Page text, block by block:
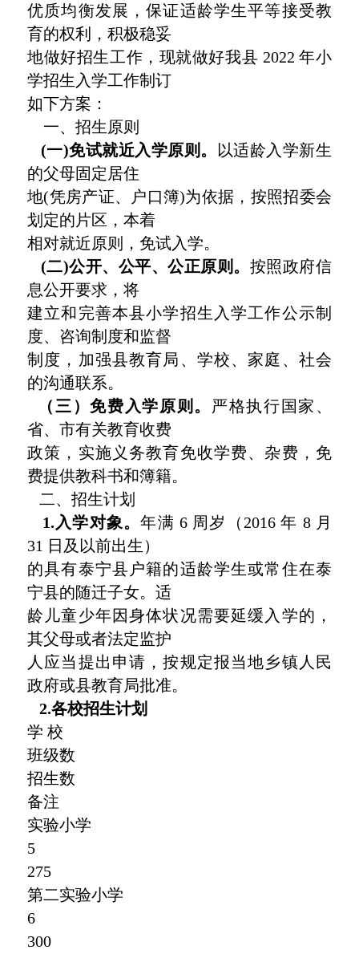
优质均衡发展，保证适龄学生平等接受教
育的权利，积极稳妥
地做好招生工作，现就做好我县 2022 年小
学招生入学工作制订
如下方案：
一、招生原则
(一)免试就近入学原则。
以适龄入学新生
的父母固定居住
地(凭房产证、户口簿)为依据，按照招委会
划定的片区，本着
相对就近原则，免试入学。
(二)公开、公平、公正原则。 按照政府信
息公开要求，将
建立和完善本县小学招生入学工作公示制
度、咨询制度和监督
制度，加强县教育局、学校、家庭、社会
的沟通联系。
（三）免费入学原则。 严格执行国家、
省、市有关教育收费
政策，实施义务教育免收学费、杂费，免
费提供教科书和簿籍。
二、招生计划
1.入学对象。年满 6 周岁（2016 年 8 月
31 日及以前出生）
的具有泰宁县户籍的适龄学生或常住在泰
宁县的随迁子女。适
龄儿童少年因身体状况需要延缓入学的，
其父母或者法定监护
人应当提出申请，按规定报当地乡镇人民
政府或县教育局批准。
2.各校招生计划
学 校
班级数
招生数
备注
实验小学
5
275
第二实验小学
6
300